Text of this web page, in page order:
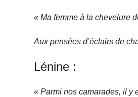
« Ma femme à la chevelure
Aux pensées d’éclairs de
Lénine :
« Parmi nos camarades, il y